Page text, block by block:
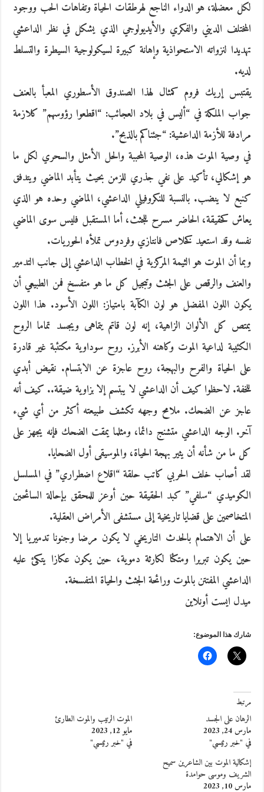
لكل معضلة، هو الدواء الناجع لهرطقات الحياة وتفاهات الحب ووجود
المختلف الديني والفكري والأيديولوجي الذي يشكل في نظر الداعشي
تهديدا لنزواته الاستحواذية وإهانة كبيرة لسيكولوجية السيطرة والتسلط
لديه.
يقتبس إريك فروم كمثال لهذا الصندوق الأسطوري المعبأ بالعنف
جواب الملكة في “أليس في بلاد العجائب: “اقطعوا رؤوسهم” كلازمة
مرادفة للأزمة الداعشية: “جئناكم بالذبح”.
في وصية الموت هذه، الوصية المحببة والحل الأمثل والسحري لكل ما
هو إشكالي، تأكيد على نفي جذري للزمن بحيث يتأبد الماضي ويتدفق
كنبع لا ينضب. بالنسبة للنكروفيلي الداعشي، الماضي وحده هو الذي
يعاش كحقيقة، الحاضر مسرح للجثث، أما المستقبل فليس سوى الماضي
نفسه وقد استعيد كخلاص فانتازي وفردوس تملأه الحوريات.
وبما أن الموت هو الثيمة المركزية في الخطاب الداعشي إلى جانب التدمير
والعنف والرقص على الجثث وتبجيل كل ما هو متفسخ فمن الطبيعي أن
يكون اللون المفضل هو لون الكآبة بامتياز: اللون الأسود. هذا اللون
يمتص كل الألوان الزاهية، إنه لون قاتم يتماهى ويجسد تماما الروح
الكئيبة لداعية الموت وكاهنه الأبرز. روح سوداوية مكتئبة غير قادرة
على الحياة والفرح والبهجة، روح عاجزة عن الابتسام. نقيض أبدي
للخفة. لاحظوا كيف أن الداعشي لا يبتسم إلا بزاوية ضيقة.. كيف أنه
عاجز عن الضحك. ملامح وجهه تكشف طبيعته أكثر من أي شيء
آخر. الوجه الداعشي متشنج دائما، ومثلما يمقت الضحك فإنه يجهز على
كل ما من شأنه أن يثير بهجة الحياة، والموسيقى أول الضحايا.
لقد أصاب خلف الحربي كاتب حلقة “اقلاع اضطراري” في المسلسل
الكوميدي “سلفي” كبد الحقيقة حين أوعز للمحقق بإحالة السائحين
المتخاصمين على قضايا تاريخية إلى مستشفى الأمراض العقلية.
على أن الاهتمام بالحدث التاريخي لا يكون مرضا وجنونا تدميريا إلا
حين يكون تبريرا ومتكئا لكارثة دموية، حين يكون عكازا يتكئ عليه
الداعشي المفتتن بالموت ورائحة الجثث والحياة المتفسخة.
ميدل ايست أونلاين
شارك هذا الموضوع:
مرتبط
الرهان على الجسد
مارس 24, 2023
في "خبر رئيسي"
الموت الرتيب والموت الطارئ
مايو 12, 2023
في "خبر رئيسي"
إشكالية الموت بين الشاعرين سميح
الشريف وموسى حوامدة
مارس 10, 2023